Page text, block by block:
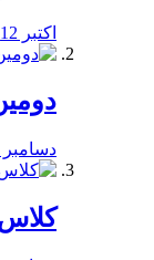
اکتبر 12, 2023
دسامبر 19, 2019
کلاس